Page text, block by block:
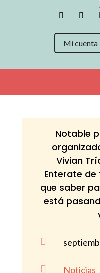
Mi cuenta
Notable
Vivian
Enterate
que saber
está

 Noticias